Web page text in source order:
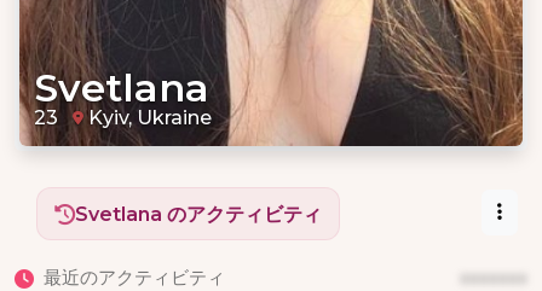
Svetlana
23 Kyiv, Ukraine
Svetlana のアクティビティ
最近のアクティビティ xxxxxxx